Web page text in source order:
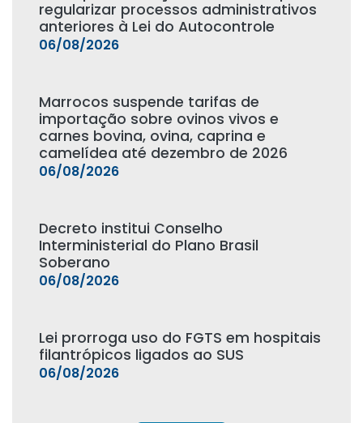
regularizar processos administrativos
anteriores à Lei do Autocontrole
06/08/2026
Marrocos suspende tarifas de
importação sobre ovinos vivos e
carnes bovina, ovina, caprina e
camelídea até dezembro de 2026
06/08/2026
Decreto institui Conselho
Interministerial do Plano Brasil
Soberano
06/08/2026
Lei prorroga uso do FGTS em hospitais
filantrópicos ligados ao SUS
06/08/2026